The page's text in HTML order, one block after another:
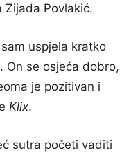
Zijada Povlakić.
uspjela kratko
On se osjeća dobro,
je pozitivan i
Klix.
sutra početi vaditi